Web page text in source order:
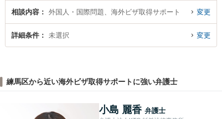
相談内容 外国人・国際問題、海外ビザ取得サポート 変更
詳細条件 未選択 変更
練馬区から近い海外ビザ取得サポートに強い弁護士
小島 麗香 弁護士